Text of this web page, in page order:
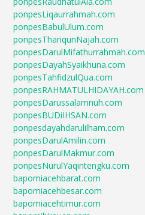
ponpesLiqaurrahmah.com
ponpesBabulUlum.com
ponpesThariqunNajah.com
ponpesDarulMifathurrahmah.com
ponpesDayahSyaikhuna.com
ponpesTahfidzulQua.com
ponpesRAHMATULHIDAYAH.com
ponpesDarussalamnuh.com
ponpesBUDiIHSAN.com
ponpesdayahdarulilham.com
ponpesDarulAmilin.com
ponpesDarulMakmur.com
ponpesNurulYaqintengku.com
bapomiacehbarat.com
bapomiacehbesar.com
bapomiacehtimur.com